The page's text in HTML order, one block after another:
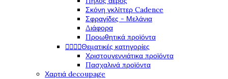
Σκόνη γκλίττερ Cadence
Σφραγίδες - Μελάνια
Διάφορα
Προωθητικά προϊόντα
Θεματικές κατηγορίες
Χριστουγεννιάτικα προϊόντα
Πασχαλινά προϊόντα
Χαρτιά decoupage